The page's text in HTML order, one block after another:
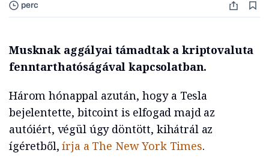
perc
Musknak aggályai támadtak a kriptovaluta
fenntarthatóságával kapcsolatban.
Három hónappal azután, hogy a Tesla
bejelentette, bitcoint is elfogad majd az
autóiért, végül úgy döntött, kihátrál az
ígéretből,írja a The New York Times.